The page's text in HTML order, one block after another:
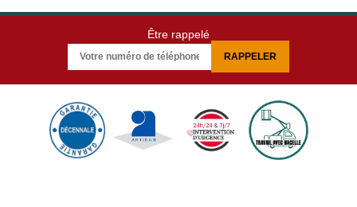
Être rappelé